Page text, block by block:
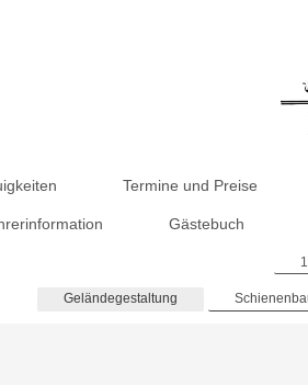
Termine und Preise
Gästebuch
Geländegestaltung